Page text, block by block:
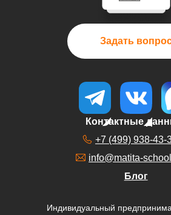
Задать
+7 (499) 938-43-
info@matita-
Блог
Контактные
Индивидуальный